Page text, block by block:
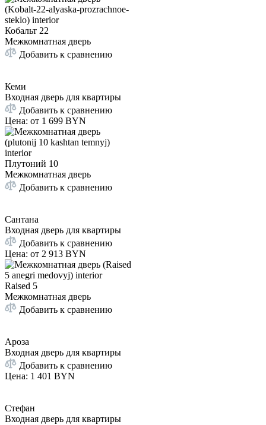
Кобальт 22
Межкомнатная дверь
Добавить к сравнению
Кеми
Входная дверь для квартиры
Добавить к сравнению
Цена: от 1 699 BYN
Плутоний 10
Межкомнатная дверь
Добавить к сравнению
Сантана
Входная дверь для квартиры
Добавить к сравнению
Цена: от 2 913 BYN
Raised 5
Межкомнатная дверь
Добавить к сравнению
Ароза
Входная дверь для квартиры
Добавить к сравнению
Цена: 1 401 BYN
Стефан
Входная дверь для квартиры